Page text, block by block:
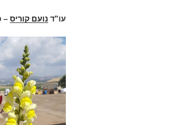
עו"ד נועם קוריס –